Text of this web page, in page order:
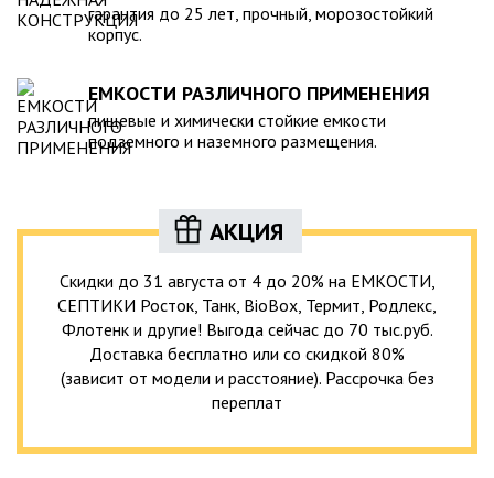
гарантия до 25 лет, прочный, морозостойкий
корпус.
ЕМКОСТИ РАЗЛИЧНОГО ПРИМЕНЕНИЯ
пищевые и химически стойкие емкости
подземного и наземного размещения.
АКЦИЯ
Скидки до 31 августа от 4 до 20% на ЕМКОСТИ,
СЕПТИКИ Росток, Танк, BioBox, Термит, Родлекс,
Флотенк и другие! Выгода сейчас до 70 тыс.руб.
Доставка бесплатно или со скидкой 80%
(зависит от модели и расстояние). Рассрочка без
переплат